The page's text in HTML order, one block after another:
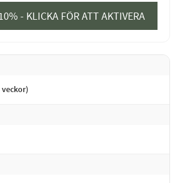
- KLICKA FÖR ATT AKTIVERA